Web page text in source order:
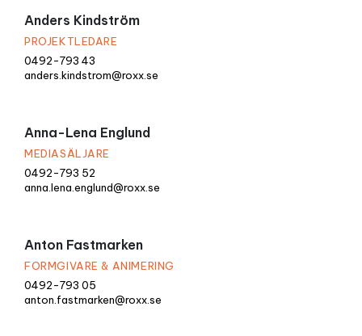
Anders Kindström
PROJEKTLEDARE
0492-793 43
anders.kindstrom@roxx.se
Anna-Lena Englund
MEDIASÄLJARE
0492-793 52
anna.lena.englund@roxx.se
Anton Fastmarken
FORMGIVARE & ANIMERING
0492-793 05
anton.fastmarken@roxx.se